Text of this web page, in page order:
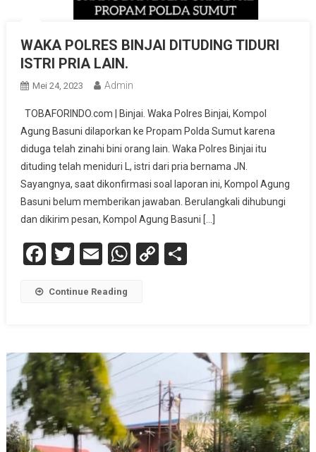
WAKA POLRES BINJAI DITUDING TIDURI
ISTRI PRIA LAIN.
Mei 24, 2023 Admin
TOBAFORINDO.com | Binjai. Waka Polres Binjai, Kompol
Agung Basuni dilaporkan ke Propam Polda Sumut karena
diduga telah zinahi bini orang lain. Waka Polres Binjai itu
dituding telah meniduri L, istri dari pria bernama JN.
Sayangnya, saat dikonfirmasi soal laporan ini, Kompol Agung
Basuni belum memberikan jawaban. Berulangkali dihubungi
dan dikirim pesan, Kompol Agung Basuni […]
Facebook
Twitter
EmailWhatsApp
Copy
Continue Reading